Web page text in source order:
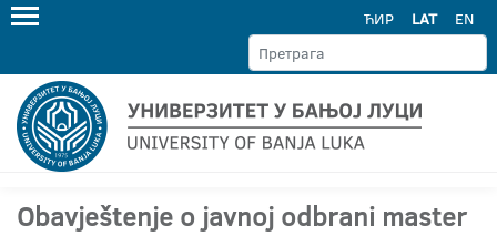
ЋИР LAT EN
Obavještenje o javnoj odbrani master